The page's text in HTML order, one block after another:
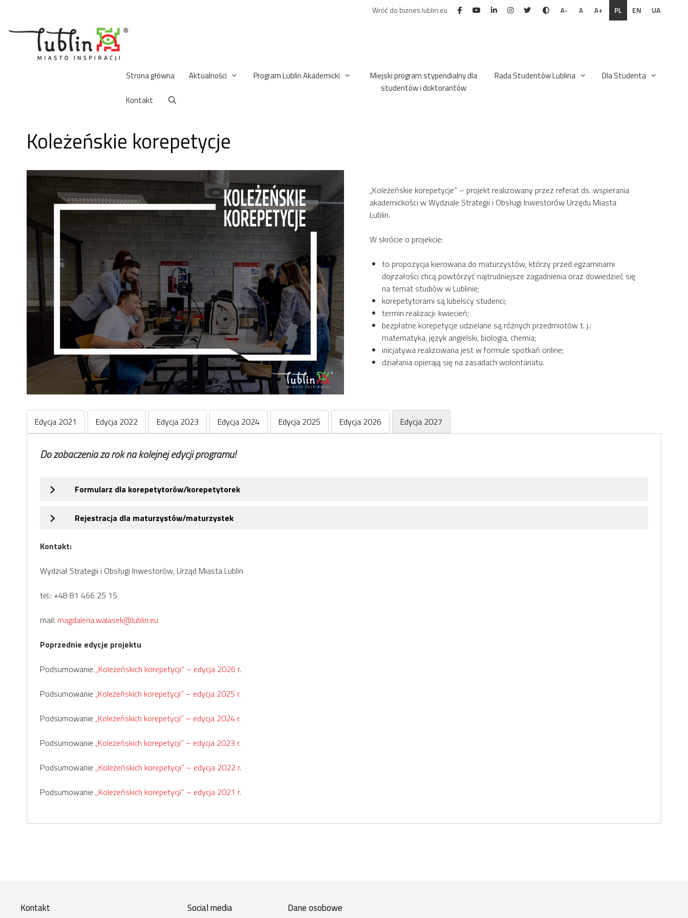
treści
Wróć do biznes.lublin.eu A- A A+ PL EN UA
Strona główna Aktualności Program Lublin Akademicki
Miejski program stypendialny dla
studentów i doktorantów
Rada Studentów Lublina Dla Studenta
Kontakt
Koleżeńskie korepetycje
„Koleżeńskie korepetycje” – projekt realizowany przez referat ds. wspierania
akademickości w Wydziale Strategii i Obsługi Inwestorów Urzędu Miasta
Lublin.
W skrócie o projekcie:
to propozycja kierowana do maturzystów, którzy przed egzaminami
dojrzałości chcą powtórzyć najtrudniejsze zagadnienia oraz dowiedzieć się
na temat studiów w Lublinie;
korepetytorami są lubelscy studenci;
termin realizacji: kwiecień;
bezpłatne korepetycje udzielane są różnych przedmiotów t. j.:
matematyka, język angielski, biologia, chemia;
inicjatywa realizowana jest w formule spotkań online;
działania opierają się na zasadach wolontariatu.
Edycja 2021 Edycja 2022 Edycja 2023 Edycja 2024 Edycja 2025 Edycja 2026 Edycja 2027
Do zobaczenia za rok na kolejnej edycji programu!
Formularz dla korepetytorów/korepetytorek
Rejestracja dla maturzystów/maturzystek
Kontakt:
Wydział Strategii i Obsługi Inwestorów, Urząd Miasta Lublin
tel.: +48 81 466 25 15
mail: magdalena.walasek@lublin.eu
Poprzednie edycje projektu
Podsumowanie ,,Koleżeńskich korepetycji” – edycja 2026 r.
Podsumowanie „Koleżeńskich korepetycji” – edycja 2025 r.
Podsumowanie „Koleżeńskich korepetycji” – edycja 2024 r.
Podsumowanie „Koleżeńskich korepetycji” – edycja 2023 r.
Podsumowanie ,,Koleżeńskich korepetycji” – edycja 2022 r.
Podsumowanie ,,Koleżeńskich korepetycji” – edycja 2021 r.
Kontakt Social media Dane osobowe